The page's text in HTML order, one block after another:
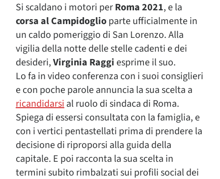
Si scaldano i motori perRoma 2021, e la
corsa al Campidoglioparte ufficialmente in
un caldo pomeriggio di San Lorenzo. Alla
vigilia della notte delle stelle cadenti e dei
desideri,Virginia Raggi esprime il suo.
Lo fa in video conferenza con i suoi consiglieri
e con poche parole annuncia la sua scelta a
ricandidarsial ruolo di sindaca di Roma.
Spiega di essersi consultata con la famiglia, e
con i vertici pentastellati prima di prendere la
decisione di riproporsi alla guida della
capitale. E poi racconta la sua scelta in
termini subito rimbalzati sui profili social dei